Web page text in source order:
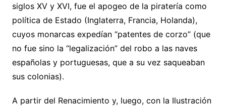
siglos XV y XVI, fue el apogeo de la piratería como
política de Estado (Inglaterra, Francia, Holanda),
cuyos monarcas expedían “patentes de corzo” (que
no fue sino la “legalización” del robo a las naves
españolas y portuguesas, que a su vez saqueaban
sus colonias).
A partir del Renacimiento y, luego, con la Ilustración